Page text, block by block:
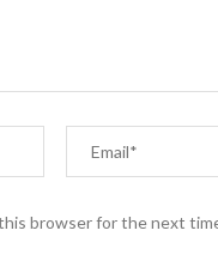
browser for the next